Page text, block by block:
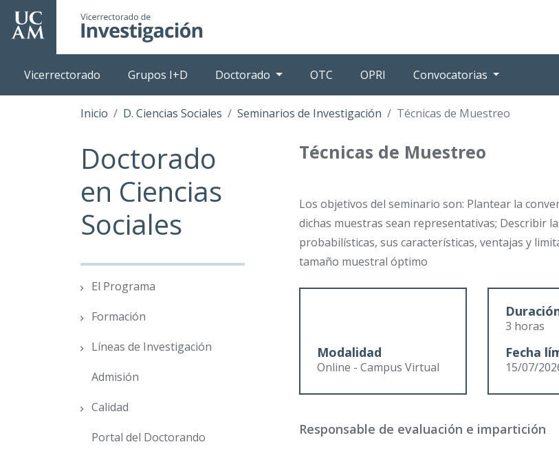
Pasar
principal
Vicerrectorado Grupos I+D Doctorado OTC OPRI Convocatorias
Inicio D. Ciencias Sociales Seminarios de Investigación Técnicas de Muestreo
Doctorado
en Ciencias
Sociales
El Programa
Formación
Líneas de Investigación
Admisión
Calidad
Portal del Doctorando
Técnicas de Muestreo
Los objetivos del seminario son: Plantear la
dichas muestras sean representativas; Describir
probabilísticas, sus características, ventajas y
tamaño muestral óptimo
Modalidad
Online - Campus Virtual
3 horas
Fecha
15/07/
Responsable de evaluación e impartición